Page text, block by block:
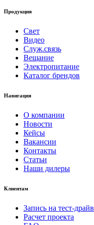
Продукция
Свет
Видео
Служ.связь
Вещание
Электропитание
Каталог брендов
Навигация
О компании
Новости
Кейсы
Вакансии
Контакты
Статьи
Наши дилеры
Клиентам
Запись на тест-драйв
Расчет проекта